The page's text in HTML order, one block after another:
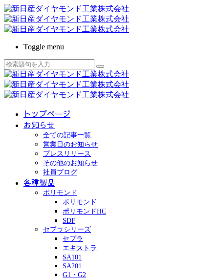
Toggle menu
トップページ
お知らせ
全ての記事一覧
営業日のお知らせ
プレスリリース
その他のお知らせ
社員ブログ
各種製品
ポリモンド
ポリモンド
ポリモンドHC
SDF
セプラシリーズ
セプラ
エキストラ
SA101
SA201
G1・G2